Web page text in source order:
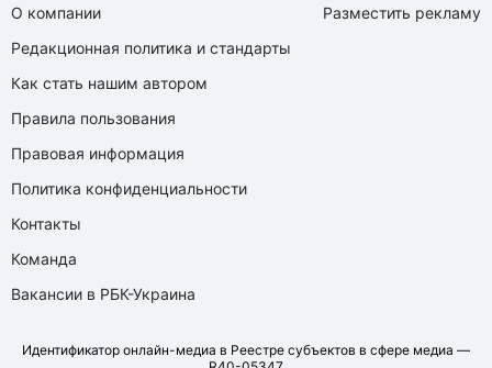
О компании
Редакционная политика и стандарты
Как стать нашим автором
Правила пользования
Правовая информация
Политика конфиденциальности
Контакты
Команда
Вакансии в РБК-Украина
Разместить рекламу
Идентификатор онлайн-медиа в Реестре субъектов в сфере медиа —